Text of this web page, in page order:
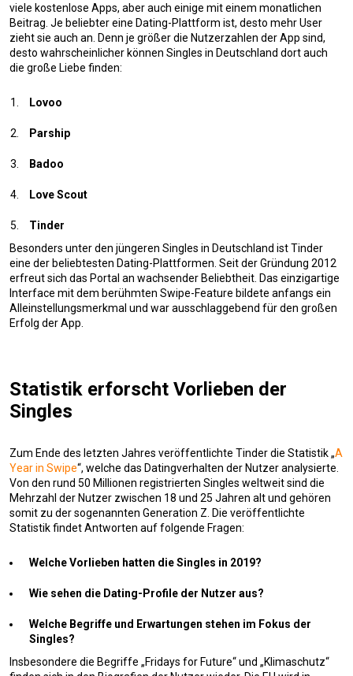
viele kostenlose Apps, aber auch einige mit einem monatlichen
Beitrag. Je beliebter eine Dating-Plattform ist, desto mehr User
zieht sie auch an. Denn je größer die Nutzerzahlen der App sind,
desto wahrscheinlicher können Singles in Deutschland dort auch
die große Liebe finden:
Lovoo
Parship
Badoo
Love Scout
Tinder
Besonders unter den jüngeren Singles in Deutschland ist Tinder
eine der beliebtesten Dating-Plattformen. Seit der Gründung 2012
erfreut sich das Portal an wachsender Beliebtheit. Das einzigartige
Interface mit dem berühmten Swipe-Feature bildete anfangs ein
Alleinstellungsmerkmal und war ausschlaggebend für den großen
Erfolg der App.
Statistik erforscht Vorlieben der
Singles
Zum Ende des letzten Jahres veröffentlichte Tinder die Statistik „A
Year in Swipe“, welche das Datingverhalten der Nutzer analysierte.
Von den rund 50 Millionen registrierten Singles weltweit sind die
Mehrzahl der Nutzer zwischen 18 und 25 Jahren alt und gehören
somit zu der sogenannten Generation Z. Die veröffentlichte
Statistik findet Antworten auf folgende Fragen:
Welche Vorlieben hatten die Singles in 2019?
Wie sehen die Dating-Profile der Nutzer aus?
Welche Begriffe und Erwartungen stehen im Fokus der
Singles?
Insbesondere die Begriffe „Fridays for Future“ und „Klimaschutz“